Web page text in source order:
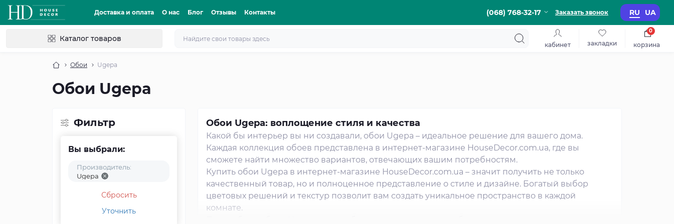
Доставка и оплата О нас Блог Отзывы Контакты (068) 768-32-17 Заказать звонок RU UA
Каталог товаров
кабинет закладки корзина
0
Обои Ugepa
Обои Ugepa
Фильтр
Вы выбрали:
Производитель:
Ugepa
Сбросить
Уточнить
Обои Ugepa: воплощение стиля и качества
Какой бы интерьер вы ни создавали, обои Ugepa – идеальное решение для вашего дома.
Каждая коллекция обоев представлена в интернет-магазине HouseDecor.com.ua, где вы
сможете найти множество вариантов, отвечающих вашим потребностям.
Купить обои Ugepa в интернет-магазине HouseDecor.com.ua – значит получить не только
качественный товар, но и полноценное представление о стиле и дизайне. Богатый выбор
цветовых решений и текстур позволит вам создать уникальное пространство в каждой
комнате.